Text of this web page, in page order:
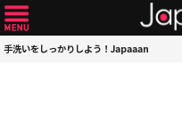
手洗いをしっかりしよう！Japaaan